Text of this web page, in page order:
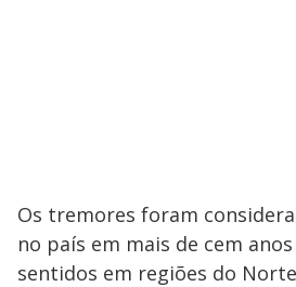
Os tremores foram
no país em mais de cem
sentidos em regiões do